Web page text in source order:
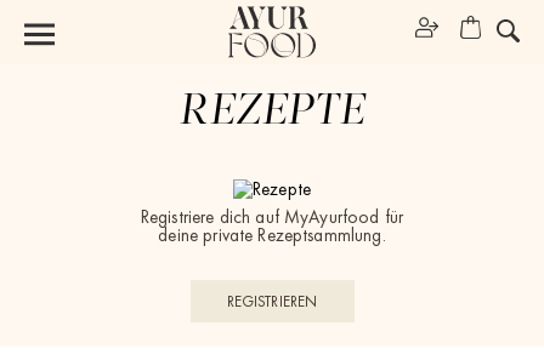
REZEPTE
Registriere dich auf MyAyurfood für
deine private Rezeptsammlung.
REGISTRIEREN